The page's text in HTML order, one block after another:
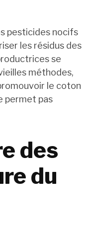
pesticides nocifs
les résidus des
se
méthodes,
le coton
permet pas
des
du